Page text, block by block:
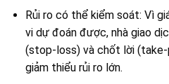
Rủi ro có thể kiểm soát: Vì
vi dự đoán được, nhà giao
(stop-loss) và chốt lời
giảm thiểu rủi ro lớn.